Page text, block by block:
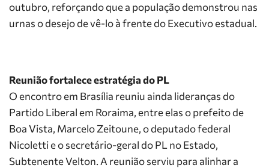
outubro, reforçando que a população demonstrou nas
urnas o desejo de vê-lo à frente do Executivo estadual.
Reunião fortalece estratégia do PL
O encontro em Brasília reuniu ainda lideranças do
Partido Liberal em Roraima, entre elas o prefeito de
Boa Vista, Marcelo Zeitoune, o deputado federal
Nicoletti e o secretário-geral do PL no Estado,
Subtenente Velton. A reunião serviu para alinhar a